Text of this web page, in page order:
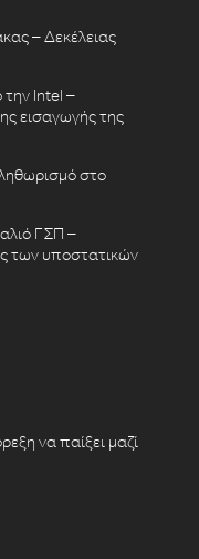
– Δεκέλειας
την Intel –
εισαγωγής της
στο
ΓΣΠ –
των υποστατικών
να παίξει μαζί